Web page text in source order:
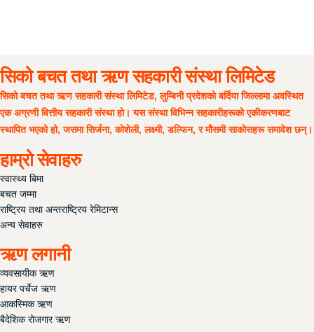
सिको बचत तथा ऋण सहकारी संस्था लिमिटेड
सिको बचत तथा ऋण सहकारी संस्था लिमिटेड, लुम्बिनी प्रदेशको बर्दिया जिल्लामा अवस्थित
एक अग्रणी वित्तीय सहकारी संस्था हो। यस संस्था विभिन्न सहकारीहरूको एकीकरणबाट
स्थापित भएको हो, जसमा सिर्जना, कोशेली, लक्ष्मी, डल्फिन, र मौसमी साकोसहरू समावेश छन्।
हाम्रो सेवाहरु
स्वास्थ्य बिमा
बचत जम्मा
राष्ट्रिय तथा अन्तराष्ट्रिय रेमिटान्स
अन्य सेवाहरु
ऋण लगानी
व्यवसायीक ऋण
हायर पर्चेज ऋण
आकस्मिक ऋण
बैदेशिक रोजगार ऋण